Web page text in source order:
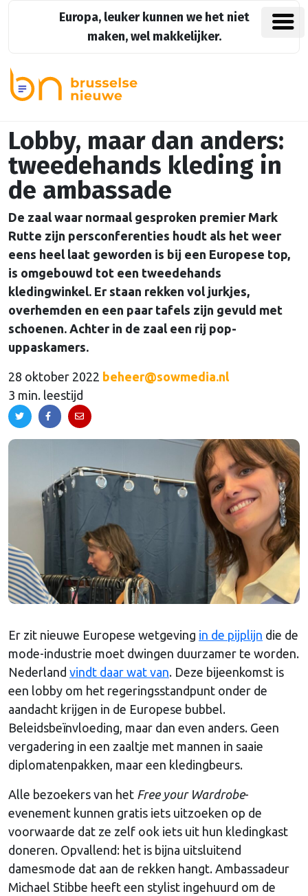
Europa, leuker kunnen we het niet
maken, wel makkelijker.
Lobby, maar dan anders:
tweedehands kleding in
de ambassade
De zaal waar normaal gesproken premier Mark
Rutte zijn persconferenties houdt als het weer
eens heel laat geworden is bij een Europese top,
is omgebouwd tot een tweedehands
kledingwinkel. Er staan rekken vol jurkjes,
overhemden en een paar tafels zijn gevuld met
schoenen. Achter in de zaal een rij pop-
uppaskamers.
28 oktober 2022 beheer@sowmedia.nl
3 min. leestijd
Er zit nieuwe Europese wetgeving in de pijplijn die de
mode-industrie moet dwingen duurzamer te worden.
Nederland vindt daar wat van. Deze bijeenkomst is
een lobby om het regeringsstandpunt onder de
aandacht krijgen in de Europese bubbel.
Beleidsbeïnvloeding, maar dan even anders. Geen
vergadering in een zaaltje met mannen in saaie
diplomatenpakken, maar een kledingbeurs.
Alle bezoekers van het Free your Wardrobe-
evenement kunnen gratis iets uitzoeken op de
voorwaarde dat ze zelf ook iets uit hun kledingkast
doneren. Opvallend: het is bijna uitsluitend
damesmode dat aan de rekken hangt. Ambassadeur
Michael Stibbe heeft een stylist ingehuurd om de